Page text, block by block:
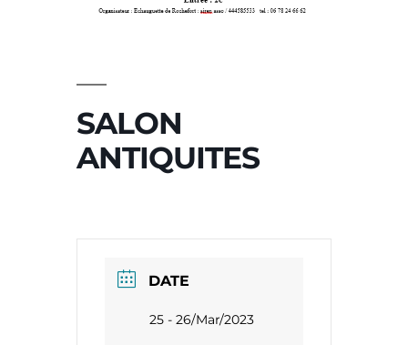
SALON
ANTIQUITES
DATE
25 - 26/Mar/2023